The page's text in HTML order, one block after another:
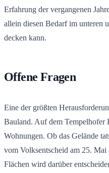
Erfahrung der vergangenen
allein diesen Bedarf im unteren
decken kann.
Offene Fragen
Eine der größten
Bauland. Auf dem Tempelhofer
Wohnungen. Ob das Gelände
vom Volksentscheid am 25.
Flächen wird darüber